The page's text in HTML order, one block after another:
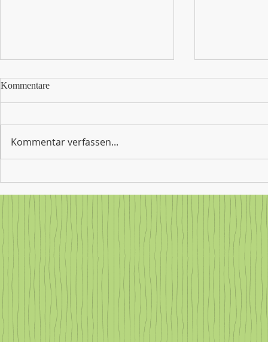
Abschlussklassen: Ein Abend
voller Erinnerungen,
Dankbarkeit und Aufbruch
Werden Sie
Schule
aus der
sich an
Kommentare
Kommentar verfassen...